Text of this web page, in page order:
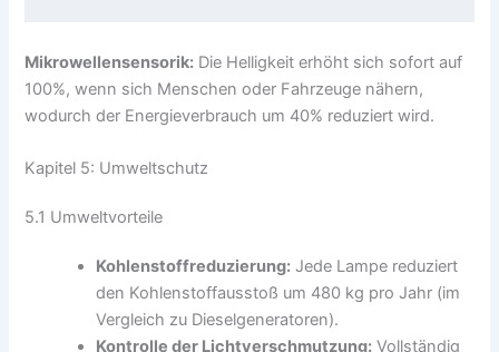
Mikrowellensensorik: Die Helligkeit erhöht sich sofort auf
100%, wenn sich Menschen oder Fahrzeuge nähern,
wodurch der Energieverbrauch um 40% reduziert wird.
Kapitel 5: Umweltschutz
5.1 Umweltvorteile
Kohlenstoffreduzierung: Jede Lampe reduziert
den Kohlenstoffausstoß um 480 kg pro Jahr (im
Vergleich zu Dieselgeneratoren).
Kontrolle der Lichtverschmutzung: Vollständig